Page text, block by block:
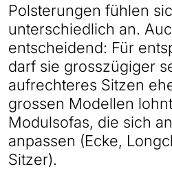
Polsterungen fühlen
unterschiedlich an.
entscheidend: Für
darf sie grosszügiger
aufrechteres Sitzen
grossen Modellen
Modulsofas, die sich
anpassen (Ecke,
Sitzer).